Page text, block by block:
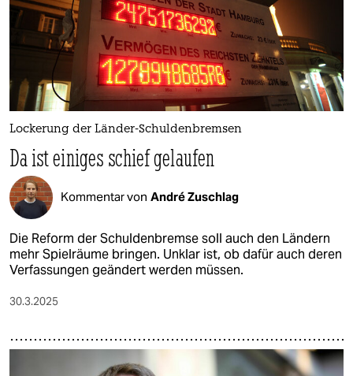
Lockerung der Länder-Schuldenbremsen
Da ist einiges schief gelaufen
Kommentar von André Zuschlag
Die Reform der Schuldenbremse soll auch den Ländern
mehr Spielräume bringen. Unklar ist, ob dafür auch deren
Verfassungen geändert werden müssen.
30.3.2025